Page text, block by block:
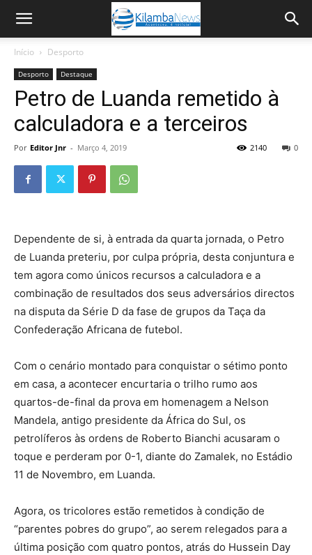
Início Desporto
Desporto Destaque
Petro de Luanda remetido à
calculadora e a terceiros
Por Editor Jnr - Março 4, 2019 0
2140
Dependente de si, à entrada da quarta jornada, o Petro
de Luanda preteriu, por culpa própria, desta conjuntura e
tem agora como únicos recursos a calculadora e a
combinação de resultados dos seus adversários directos
na disputa da Série D da fase de grupos da Taça da
Confederação Africana de futebol.
Com o cenário montado para conquistar o sétimo ponto
em casa, a acontecer encurtaria o trilho rumo aos
quartos-de-final da prova em homenagem a Nelson
Mandela, antigo presidente da África do Sul, os
petrolíferos às ordens de Roberto Bianchi acusaram o
toque e perderam por 0-1, diante do Zamalek, no Estádio
11 de Novembro, em Luanda.
Agora, os tricolores estão remetidos à condição de
“parentes pobres do grupo”, ao serem relegados para a
última posição com quatro pontos, atrás do Hussein Day